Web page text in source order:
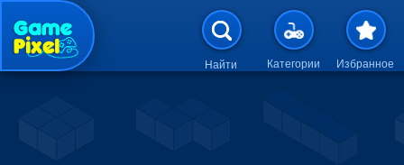
Перейти к основному
Найти Категории Избранное